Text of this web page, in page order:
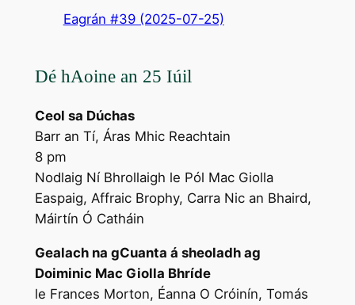
Eagrán #39 (2025-07-25)
Dé hAoine an 25 Iúil
Ceol sa Dúchas
Barr an Tí, Áras Mhic Reachtain
8 pm
Nodlaig Ní Bhrollaigh le Pól Mac Giolla
Easpaig, Affraic Brophy, Carra Nic an Bhaird,
Máirtín Ó Catháin
Gealach na gCuanta á sheoladh ag
Doiminic Mac Giolla Bhríde
le Frances Morton, Éanna O Cróinín, Tomás